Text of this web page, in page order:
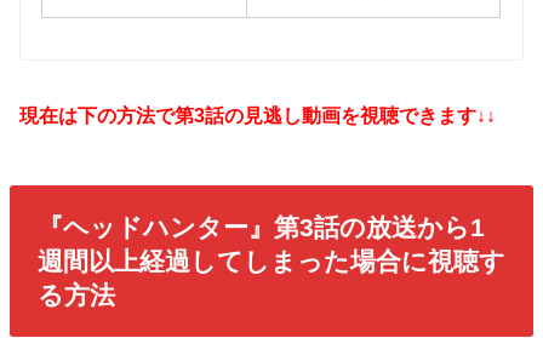
現在は下の方法で第3話の見逃し動画を視聴できます↓↓
『ヘッドハンター』第3話の放送から1
週間以上経過してしまった場合に視聴す
る方法